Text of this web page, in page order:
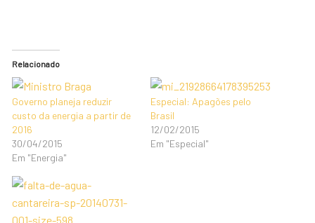
Relacionado
Governo planeja reduzir
custo da energia a partir de
2016
30/04/2015
Em "Energia"
Especial: Apagões pelo
Brasil
12/02/2015
Em "Especial"